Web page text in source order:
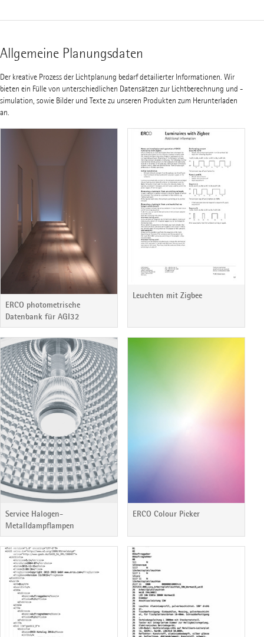
Allgemeine Planungsdaten
Der kreative Prozess der Lichtplanung bedarf detailierter Informationen. Wir
bieten ein Fülle von unterschiedlichen Datensätzen zur Lichtberechnung und -
simulation, sowie Bilder und Texte zu unseren Produkten zum Herunterladen
an.
ERCO photometrische
Datenbank für AGI32
Leuchten mit Zigbee
Service Halogen-
Metalldampflampen
ERCO Colour Picker